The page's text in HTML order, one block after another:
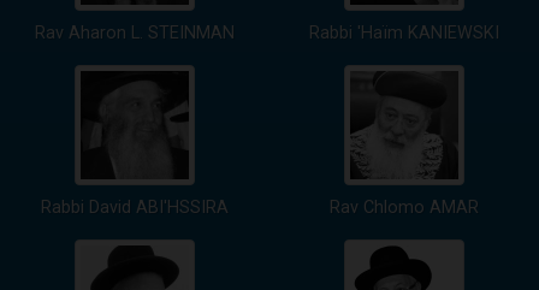
Rav Aharon L. STEINMAN Rabbi 'Haïm KANIEWSKI
Rabbi David ABI'HSSIRA Rav Chlomo AMAR